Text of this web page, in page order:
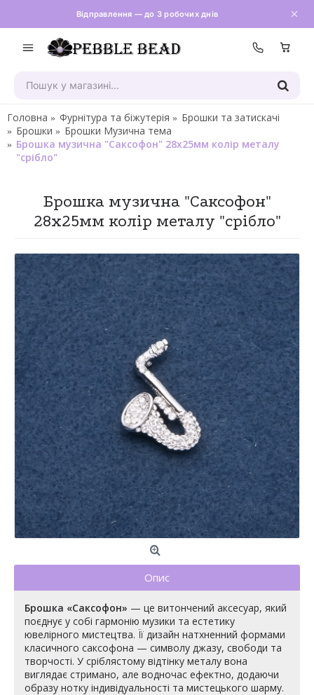
Відправлення — до 3 робочих днів
Головна Фурнітура та біжутерія
Брошки та затискачі
Брошки
Брошки Музична тема
Брошка музична "Саксофон" 28х25мм колір металу
"срібло"
Брошка музична "Саксофон"
28х25мм колір металу "срібло"
Опис
Брошка «Саксофон» — це витончений аксесуар, який
поєднує у собі гармонію музики та естетику
ювелірного мистецтва. Її дизайн натхненний формами
класичного саксофона — символу джазу, свободи та
творчості. У сріблястому відтінку металу вона
виглядає стримано, але водночас ефектно, додаючи
образу нотку індивідуальності та мистецького шарму.